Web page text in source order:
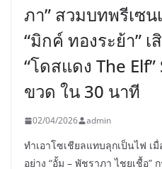
ภา” สวมบทพรีเซ
“มิกค์ ทองระย้า”
“โดสแดง The
ขวด ใน 30 นาที
02/04/2026 admin
ทำเอาโซเชียลแทบลุกเป็นไฟ เ
อย่าง “อั้ม – พัชราภา ไชยเชื้อ